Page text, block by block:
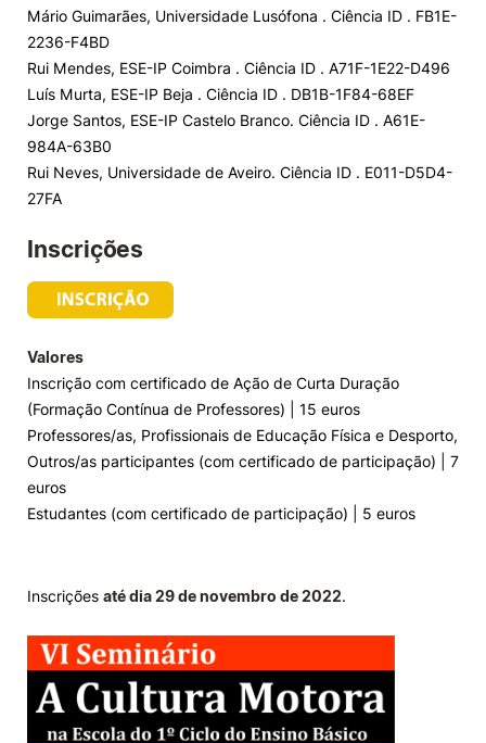
Mário Guimarães, Universidade Lusófona . Ciência ID . FB1E-
2236-F4BD
Rui Mendes, ESE-IP Coimbra . Ciência ID . A71F-1E22-D496
Luís Murta, ESE-IP Beja . Ciência ID . DB1B-1F84-68EF
Jorge Santos, ESE-IP Castelo Branco. Ciência ID . A61E-
984A-63B0
Rui Neves, Universidade de Aveiro. Ciência ID . E011-D5D4-
27FA
Inscrições
Valores
Inscrição com certificado de Ação de Curta Duração
(Formação Contínua de Professores) | 15 euros
Professores/as, Profissionais de Educação Física e Desporto,
Outros/as participantes (com certificado de participação) | 7
euros
Estudantes (com certificado de participação) | 5 euros
Inscrições até dia 29 de novembro de 2022.